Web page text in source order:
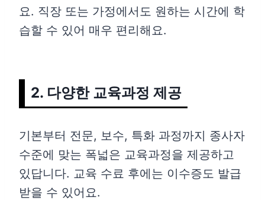
요. 직장 또는 가정에서도 원하는 시간에 학
습할 수 있어 매우 편리해요.
2. 다양한 교육과정 제공
기본부터 전문, 보수, 특화 과정까지 종사자
수준에 맞는 폭넓은 교육과정을 제공하고
있답니다. 교육 수료 후에는 이수증도 발급
받을 수 있어요.